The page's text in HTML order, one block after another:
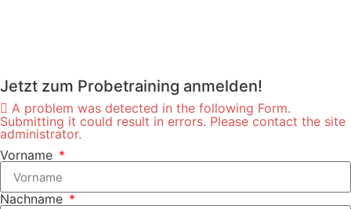
Jetzt zum Probetraining anmelden!
A problem was detected in the following Form.
Submitting it could result in errors. Please contact the site
administrator.
Vorname
Nachname